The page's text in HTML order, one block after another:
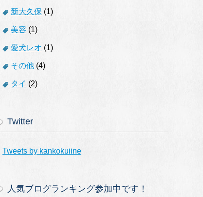
新大久保 (1)
美容 (1)
愛犬レオ (1)
その他 (4)
タイ (2)
Twitter
Tweets by kankokuiine
人気ブログランキング参加中です！